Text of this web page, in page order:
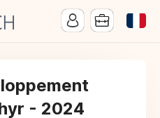
- 2024